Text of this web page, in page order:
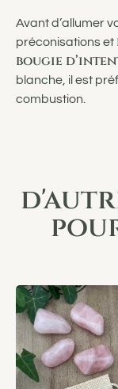
Avant d’allumer
préconisations et
bougie
blanche, il est
combustion.